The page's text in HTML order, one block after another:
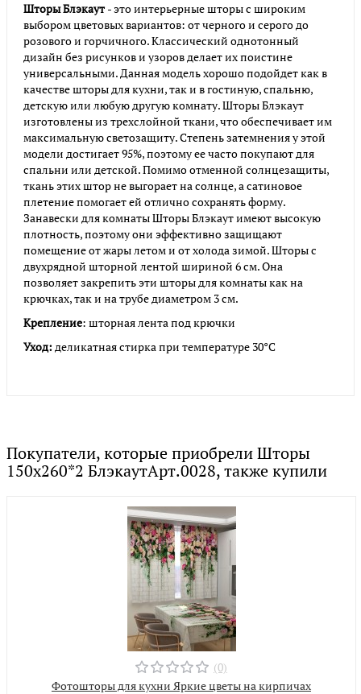
Шторы Блэкаут - это интерьерные шторы с широким
выбором цветовых вариантов: от черного и серого до
розового и горчичного. Классический однотонный
дизайн без рисунков и узоров делает их поистине
универсальными. Данная модель хорошо подойдет как в
качестве шторы для кухни, так и в гостиную, спальню,
детскую или любую другую комнату. Шторы Блэкаут
изготовлены из трехслойной ткани, что обеспечивает им
максимальную светозащиту. Степень затемнения у этой
модели достигает 95%, поэтому ее часто покупают для
спальни или детской. Помимо отменной солнцезащиты,
ткань этих штор не выгорает на солнце, а сатиновое
плетение помогает ей отлично сохранять форму.
Занавески для комнаты Шторы Блэкаут имеют высокую
плотность, поэтому они эффективно защищают
помещение от жары летом и от холода зимой. Шторы с
двухрядной шторной лентой шириной 6 см. Она
позволяет закрепить эти шторы для комнаты как на
крючках, так и на трубе диаметром 3 см.
Крепление: шторная лента под крючки
Уход: деликатная стирка при температуре 30°С
Покупатели, которые приобрели Шторы
150х260*2 БлэкаутАрт.0028, также купили
(0)
Фотошторы для кухни Яркие цветы на кирпичах